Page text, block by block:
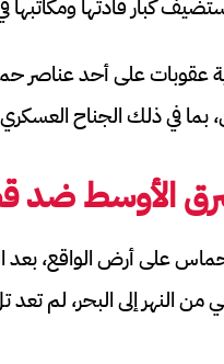
عقوبات على أحد
بما في ذلك الجناح
الأوسط ضد
على أرض الواقع، بعد
النهر إلى البحر، لم تعد